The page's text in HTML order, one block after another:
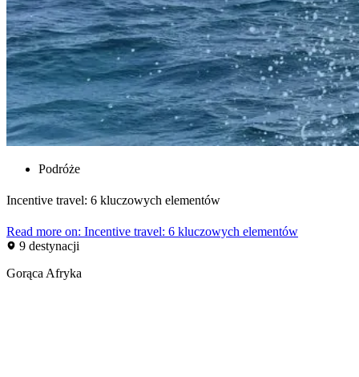
Podróże
Incentive travel: 6 kluczowych elementów
Read more on: Incentive travel: 6 kluczowych elementów
9 destynacji
Gorąca Afryka